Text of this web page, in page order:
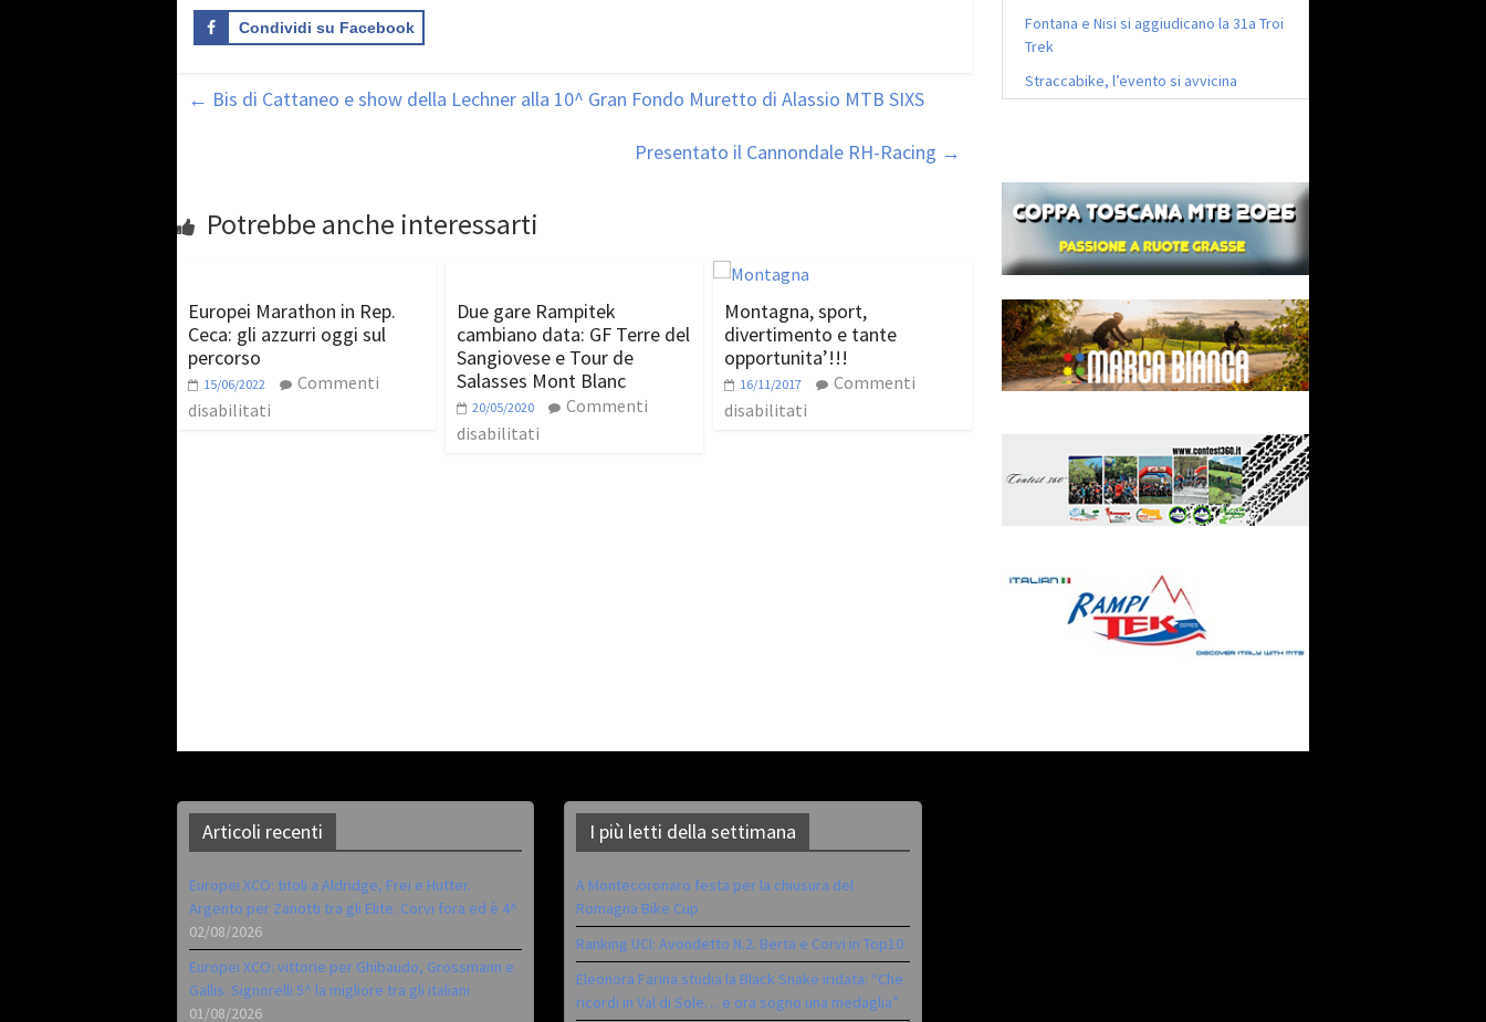
Condividi su Facebook
← Bis di Cattaneo e show della Lechner alla 10^ Gran Fondo Muretto di Alassio MTB SIXS
Presentato il Cannondale RH-Racing →
Potrebbe anche interessarti
Europei Marathon in Rep.
Ceca: gli azzurri oggi sul
percorso
15/06/2022
Commenti
disabilitati
Due gare Rampitek
cambiano data: GF Terre del
Sangiovese e Tour de
Salasses Mont Blanc
20/05/2020
Commenti
disabilitati
Montagna, sport,
divertimento e tante
opportunita’!!!
16/11/2017
Commenti
disabilitati
Fontana e Nisi si aggiudicano la 31a Troi
Trek
Straccabike, l’evento si avvicina
Articoli recenti
Europei XCO: titoli a Aldridge, Frei e Hutter.
Argento per Zanotti tra gli Elite. Corvi fora ed è 4^
02/08/2026
Europei XCO: vittorie per Ghibaudo, Grossmann e
Gallis. Signorelli 5^ la migliore tra gli italiani
01/08/2026
I più letti della settimana
A Montecoronaro festa per la chiusura del
Romagna Bike Cup
Ranking UCI: Avondetto N.2. Berta e Corvi in Top10
Eleonora Farina studia la Black Snake iridata: “Che
ricordi in Val di Sole… e ora sogno una medaglia”